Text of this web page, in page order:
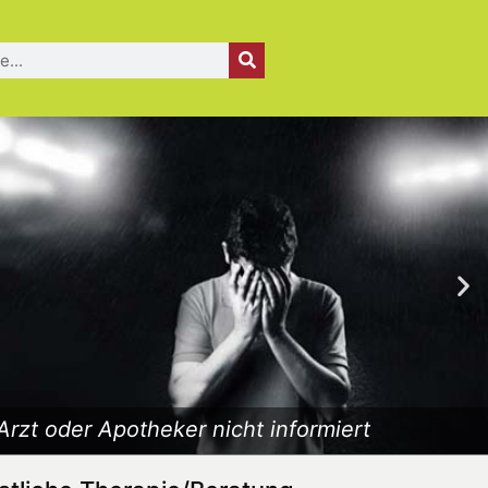
oder Apotheker nicht informiert